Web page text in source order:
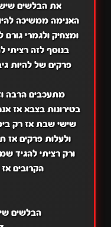
את הבלשים שיש
האנימה ממשיכה
ומצחיק ולגמרי
בנוסף לזה רציתי
מתעכבים הרבה
בטירונות בצבא אז
שישי שבת אז רק
ולעלות פרקים אז
ורק רציתי להגיד
הקרובים
הבלשים